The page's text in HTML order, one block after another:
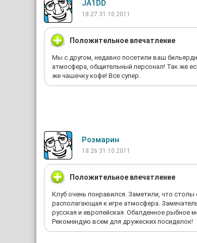
JA1DD
18:27 31.10.2011
Положительное впечатление
Мы с другом, недавно посетили ваш
атмосфера, общительный персонал! Так же
же чашечку кофе! Все супер.
Розмарин
18:26 31.10.2011
Положительное впечатление
Клуб очень понравился. Заметили, что
располагающая к игре атмосфера.
русская и европейская. Обалденное рыбное
Рекомендую всем для дружеских посиделок!